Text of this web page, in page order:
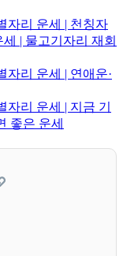
자리 운세 | 천칭자
| 물고기자리 재회
자리 운세 | 연애운·
자리 운세 | 지금 기
좋은 운세